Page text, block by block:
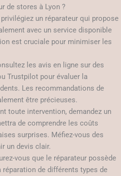
de stores à Lyon ?
privilégiez un réparateur qui propose
avec un service disponible
est cruciale pour minimiser les
les avis en ligne sur des
Trustpilot pour évaluer la
Les recommandations de
être précieuses.
toute intervention, demandez un
de comprendre les coûts
surprises. Méfiez-vous des
un devis clair.
vous que le réparateur possède
réparation de différents types de